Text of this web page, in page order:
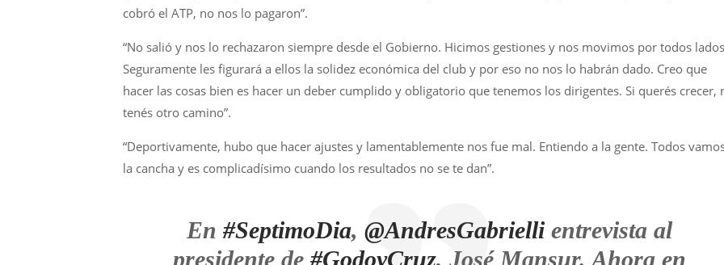
cobró el ATP, no nos lo pagaron”.
“No salió y nos lo rechazaron siempre desde el Gobierno. Hicimos gestiones y nos movimos por todos
Seguramente les figurará a ellos la solidez económica del club y por eso no nos lo habrán dado. Creo que
hacer las cosas bien es hacer un deber cumplido y obligatorio que tenemos los dirigentes. Si querés crecer,
tenés otro camino”.
“Deportivamente, hubo que hacer ajustes y lamentablemente nos fue mal. Entiendo a la gente. Todos
la cancha y es complicadísimo cuando los resultados no se te dan”.
En#SeptimoDia,@AndresGabriellientrevista al
presidente de#GodoyCruz, José Mansur. Ahora en